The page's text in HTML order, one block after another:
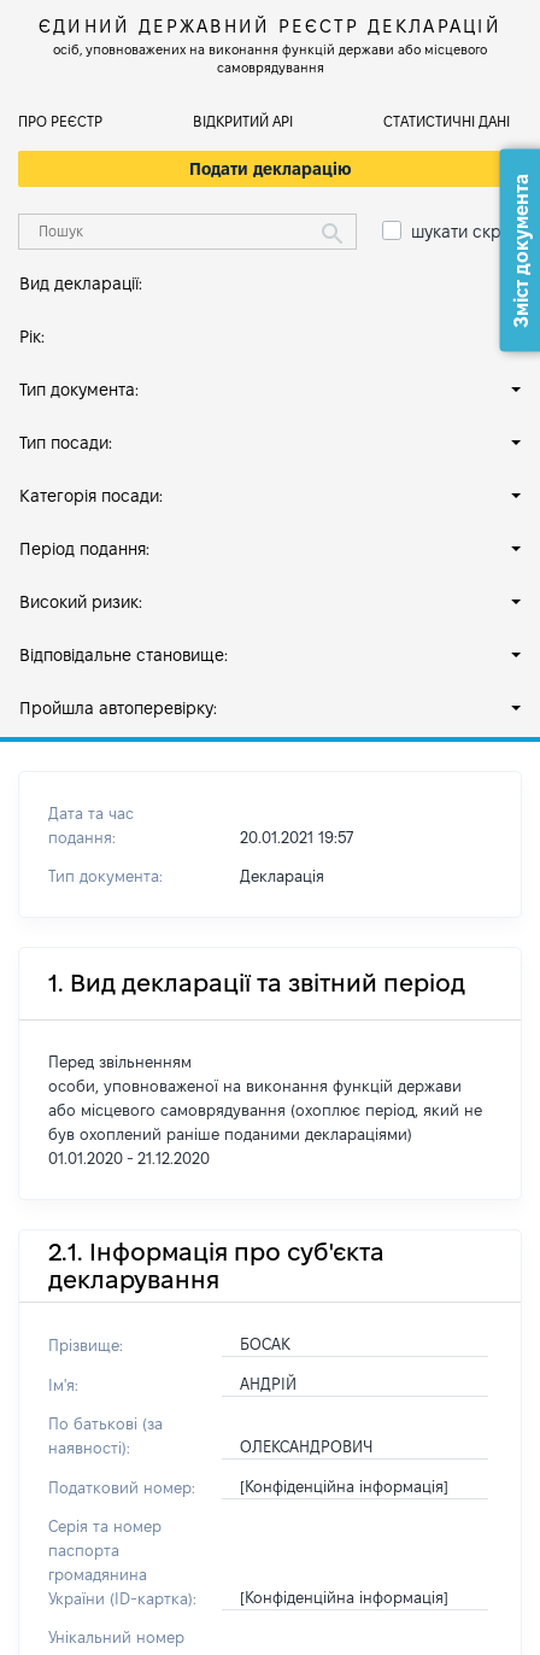
ЄДИНИЙ ДЕРЖАВНИЙ РЕЄСТР ДЕКЛАРАЦІЙ
осіб, уповноважених на виконання функцій держави або місцевого
самоврядування
ПРО РЕЄСТР ВІДКРИТИЙ АРІ СТАТИСТИЧНІ ДАНІ
Подати декларацію
шукати скрізь
Вид декларації:
Рік:
Тип документа:
Тип посади:
Категорія посади:
Період подання:
Високий ризик:
Відповідальне становище:
Пройшла автоперевірку:
Дата та час
подання:
20.01.2021 19:57
Тип документа: Декларація
1. Вид декларації та звітний період
Перед звільненням
особи, уповноваженої на виконання функцій держави
або місцевого самоврядування (охоплює період, який не
був охоплений раніше поданими деклараціями)
01.01.2020 - 21.12.2020
2.1. Інформація про суб'єкта
декларування
Прізвище: БОСАК
Ім'я: АНДРІЙ
По батькові (за
наявності):
ОЛЕКСАНДРОВИЧ
Податковий номер: [Конфіденційна інформація]
Серія та номер
паспорта
громадянина
України (ID-картка):
[Конфіденційна інформація]
Унікальний номер
Зміст документа